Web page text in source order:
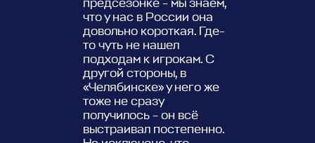
что у нас в России она
довольно короткая. Где-
то чуть не нашел
подходам к игрокам. С
другой стороны, в
«Челябинске» у него же
тоже не сразу
получилось – он всё
выстраивал постепенно.